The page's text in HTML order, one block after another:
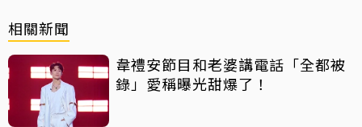
相關新聞
韋禮安節目和老婆講電話「全都被
錄」愛稱曝光甜爆了！